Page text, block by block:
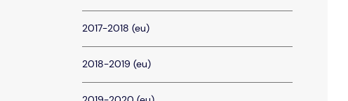
2017-2018 (eu)
2018-2019 (eu)